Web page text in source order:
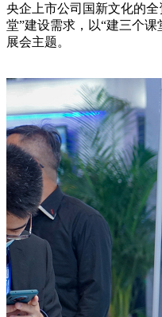
央企上市公司国新文化的
堂”建设需求，以“建三个
展会主题。